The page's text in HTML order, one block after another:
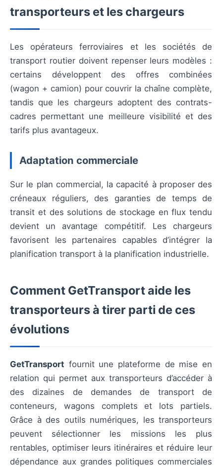
transporteurs et les chargeurs
Les opérateurs ferroviaires et les sociétés de
transport routier doivent repenser leurs modèles :
certains développent des offres combinées
(wagon + camion) pour couvrir la chaîne complète,
tandis que les chargeurs adoptent des contrats-
cadres permettant une meilleure visibilité et des
tarifs plus avantageux.
Adaptation commerciale
Sur le plan commercial, la capacité à proposer des
créneaux réguliers, des garanties de temps de
transit et des solutions de stockage en flux tendu
devient un avantage compétitif. Les chargeurs
favorisent les partenaires capables d’intégrer la
planification transport à la planification industrielle.
Comment GetTransport aide les
transporteurs à tirer parti de ces
évolutions
GetTransport fournit une plateforme de mise en
relation qui permet aux transporteurs d’accéder à
des dizaines de demandes de transport de
conteneurs, wagons complets et lots partiels.
Grâce à des outils numériques, les transporteurs
peuvent sélectionner les missions les plus
rentables, optimiser leurs itinéraires et réduire leur
dépendance aux grandes politiques commerciales